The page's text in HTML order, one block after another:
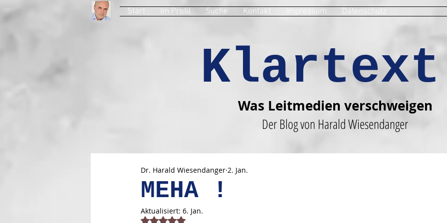
Start Im Profil Suche Kontakt Impressum Datenschutz
Was Leitmedien verschweigen
Der Blog von Harald Wiesendanger
MEHA !
Dr. Harald Wiesendanger 2. Jan.
Aktualisiert: 6. Jan.
Mit NaN von 5 Sternen bewertet.